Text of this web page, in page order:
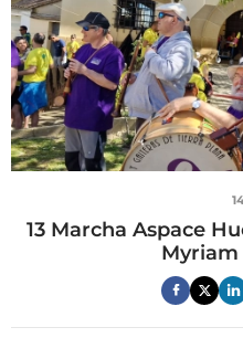
13 Marcha Aspace